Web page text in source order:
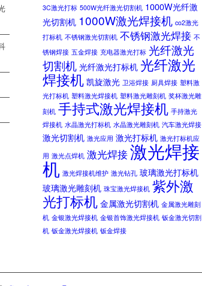
3C激光打标 500W光纤激光切割机 1000W光纤激
光切割机 1000W激光焊接机 co2激光
打标机 不锈钢激光切割机 不锈钢激光焊接 不
锈钢焊接 五金焊接 充电器激光打标 光纤激光
切割机 光纤激光打标机 光纤激光
焊接机 凯旋激光 卫浴焊接 厨具焊接 塑料激
光打标机 塑料激光焊接机 塑料激光雕刻机 奖杯激光雕
刻机 手持式激光焊接机 手持激光
焊接机 水晶激光打标机 水晶激光雕刻机 汽车激光焊接
激光切割机 激光应用 激光打标机 激光打标机应
用 激光点焊机 激光焊接激光焊接
机 激光焊接机维护 激光钻孔 玻璃激光打标机
玻璃激光雕刻机 珠宝激光焊接机 紫外激
光打标机 金属激光切割机 金属激光雕刻
机 金银激光焊接机 金银首饰激光焊接机 钣金激光切割
机 钣金激光焊接机 钣金焊接